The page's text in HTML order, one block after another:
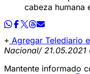
cabeza humana
Agregar Telediario
Nacional/ 21.05.2021
Mantente informado